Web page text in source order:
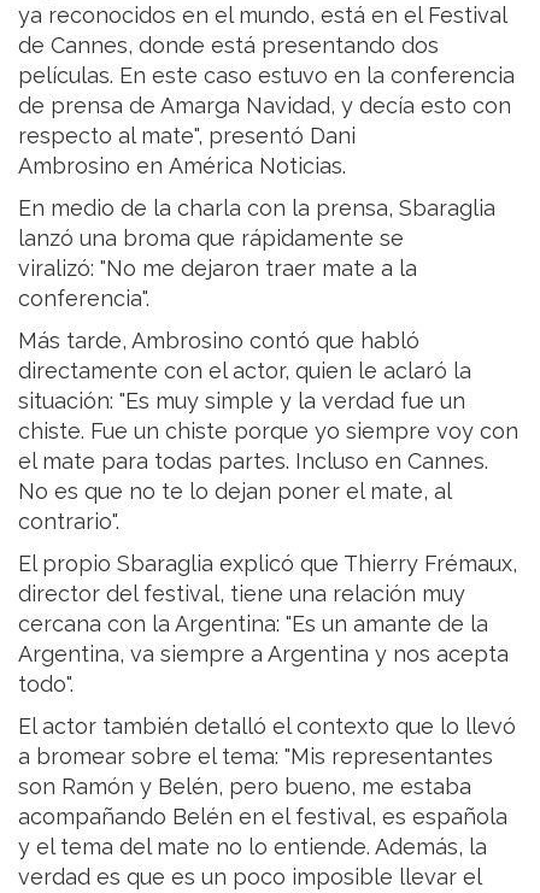
ya reconocidos en el mundo, está en el Festival
de Cannes, donde está presentando dos
películas. En este caso estuvo en la conferencia
de prensa de Amarga Navidad, y decía esto con
respecto al mate", presentó Dani
Ambrosino en América Noticias.
En medio de la charla con la prensa, Sbaraglia
lanzó una broma que rápidamente se
viralizó: "No me dejaron traer mate a la
conferencia".
Más tarde, Ambrosino contó que habló
directamente con el actor, quien le aclaró la
situación: "Es muy simple y la verdad fue un
chiste. Fue un chiste porque yo siempre voy con
el mate para todas partes. Incluso en Cannes.
No es que no te lo dejan poner el mate, al
contrario".
El propio Sbaraglia explicó que Thierry Frémaux,
director del festival, tiene una relación muy
cercana con la Argentina: "Es un amante de la
Argentina, va siempre a Argentina y nos acepta
todo".
El actor también detalló el contexto que lo llevó
a bromear sobre el tema: "Mis representantes
son Ramón y Belén, pero bueno, me estaba
acompañando Belén en el festival, es española
y el tema del mate no lo entiende. Además, la
verdad es que es un poco imposible llevar el